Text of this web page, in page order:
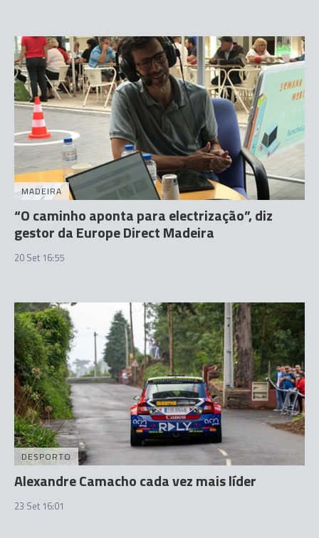
MADEIRA
“O caminho aponta para electrização”, diz
gestor da Europe Direct Madeira
20 Set 16:55
DESPORTO
Alexandre Camacho cada vez mais líder
23 Set 16:01